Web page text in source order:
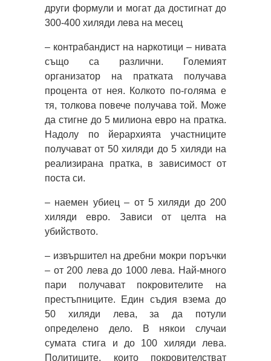
други формули и могат да достигнат до
300-400 хиляди лева на месец
– контрабандист на наркотици – нивата
също са различни. Големият
организатор на пратката получава
процента от нея. Колкото по-голяма е
тя, толкова повече получава той. Може
да стигне до 5 милиона евро на пратка.
Надолу по йерархията участниците
получават от 50 хиляди до 5 хиляди на
реализирана пратка, в зависимост от
поста си.
– наемен убиец – от 5 хиляди до 200
хиляди евро. Зависи от целта на
убийството.
– извършител на дребни мокри поръчки
– от 200 лева до 1000 лева. Най-много
пари получават покровителите на
престъпниците. Един съдия взема до
50 хиляди лева, за да потули
определено дело. В някои случаи
сумата стига и до 100 хиляди лева.
Политиците, които покровителстват